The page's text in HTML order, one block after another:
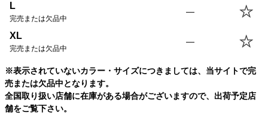
L
完売または欠品中
—
XL
完売または欠品中
—
※表示されていないカラー・サイズにつきましては、当サイトで完
売または欠品中となります。
全国取り扱い店舗に在庫がある場合がございますので、出荷予定店
舗をご覧下さい。